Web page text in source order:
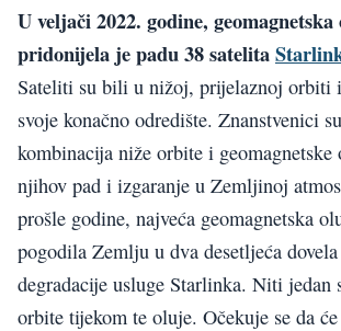
U veljači 2022. godine,
pridonijela je padu 38 satelita
Sateliti su bili u nižoj, prijelaznoj orbiti
svoje konačno odredište. Znanstvenici
kombinacija niže orbite i geomagnetske
njihov pad i izgaranje u Zemljinoj
prošle godine, najveća geomagnetska
pogodila Zemlju u dva desetljeća
degradacije usluge Starlinka. Niti jedan
orbite tijekom te oluje. Očekuje se da